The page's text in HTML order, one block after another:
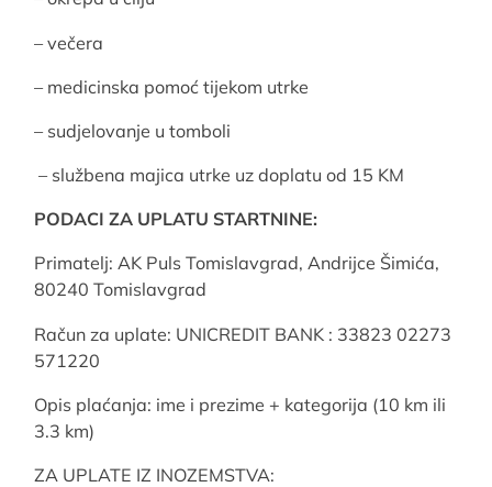
– večera
– medicinska pomoć tijekom utrke
– sudjelovanje u tomboli
– službena majica utrke uz doplatu od 15 KM
PODACI ZA UPLATU STARTNINE:
Primatelj: AK Puls Tomislavgrad, Andrijce Šimića,
80240 Tomislavgrad
Račun za uplate: UNICREDIT BANK : 33823 02273
571220
Opis plaćanja: ime i prezime + kategorija (10 km ili
3.3 km)
ZA UPLATE IZ INOZEMSTVA: